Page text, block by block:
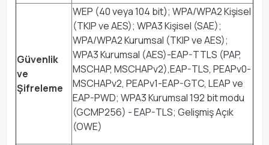
Güvenlik
ve
Şifreleme
WEP (40 veya 104 bit); WPA/WPA2 Kişisel
(TKIP ve AES); WPA3 Kişisel (SAE);
WPA/WPA2 Kurumsal (TKIP ve AES);
WPA3 Kurumsal (AES)-EAP-TTLS (PAP,
MSCHAP, MSCHAPv2),EAP-TLS, PEAPv0-
MSCHAPv2, PEAPv1-EAP-GTC, LEAP ve
EAP-PWD; WPA3 Kurumsal 192 bit modu
(GCMP256) - EAP-TLS; Gelişmiş Açık
(OWE)